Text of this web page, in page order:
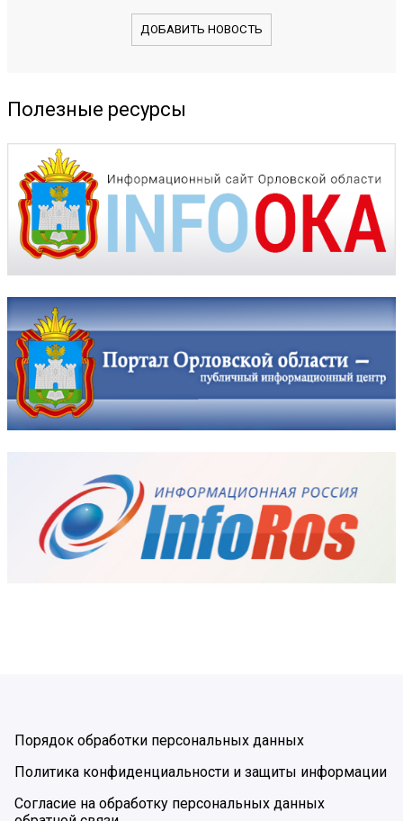
ДОБАВИТЬ НОВОСТЬ
Полезные ресурсы
Порядок обработки персональных данных
Политика конфиденциальности и защиты информации
Согласие на обработку персональных данных